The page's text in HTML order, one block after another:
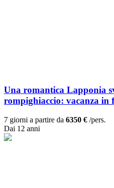
Una romantica Lapponia
rompighiaccio: vacanza in
7 giorni a partire da 6350 € /pers.
Dai 12 anni